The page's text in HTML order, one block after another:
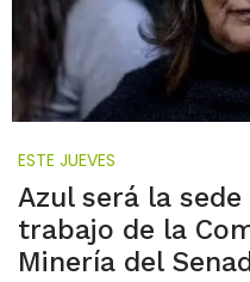
ESTE JUEVES
Azul será la
trabajo de la
Minería del